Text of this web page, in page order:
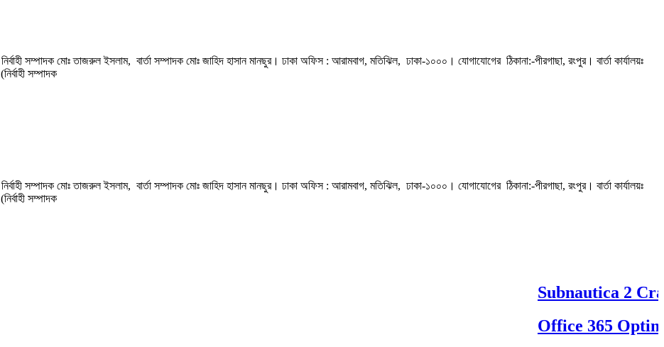
সম্পাদক মোঃ তাজরুল‌‌ ইসলাম, বার্তা সম্পাদক মোঃ জাহিদ হাসান মানছুর। ঢাকা অফিস : আরামবাগ, মতিঝিল, ঢাকা-১০০০। যোগাযোগের ঠিকানা:-পীরগাছা‌, রংপুর। বার্তা কার্যালয়ঃ
সম্পাদক
সম্পাদক মোঃ তাজরুল‌‌ ইসলাম, বার্তা সম্পাদক মোঃ জাহিদ হাসান মানছুর। ঢাকা অফিস : আরামবাগ, মতিঝিল, ঢাকা-১০০০। যোগাযোগের ঠিকানা:-পীরগাছা‌, রংপুর। বার্তা কার্যালয়ঃ
সম্পাদক
Subnautica 2
Office 365